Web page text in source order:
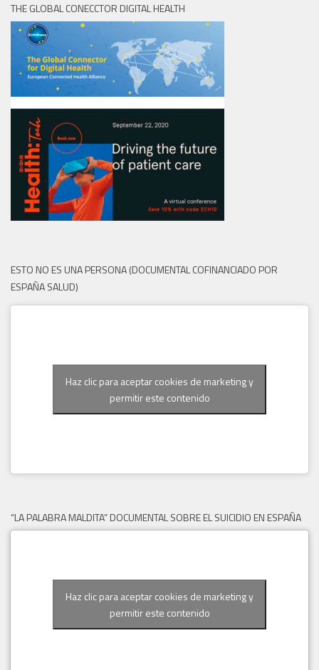
THE GLOBAL CONECCTOR DIGITAL HEALTH
ESTO NO ES UNA PERSONA (DOCUMENTAL COFINANCIADO POR
ESPAÑA SALUD)
Haz clic para aceptar cookies de marketing y
permitir este contenido
“LA PALABRA MALDITA” DOCUMENTAL SOBRE EL SUICIDIO EN ESPAÑA
Haz clic para aceptar cookies de marketing y
permitir este contenido